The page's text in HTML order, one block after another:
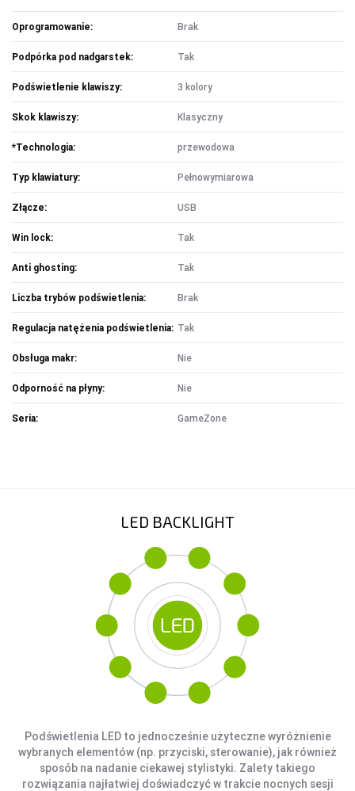
OŚWIETLENIE AMBIENTOWE
LAMPY PIERŚCIENIOWE
LAMPKI TURYSTYCZNE
LATARKI
LAMPY PODŁOGOWE
POWER BANKI
POWER BANKI
OBUDOWY HDD, HUBY USB
HUBY USB
CZYTNIK KART
PRYSZNICE TURYSTYCZNE
Oprogramowanie: Brak
Podpórka pod nadgarstek: Tak
Podświetlenie klawiszy: 3 kolory
Skok klawiszy: Klasyczny
*Technologia: przewodowa
Typ klawiatury: Pełnowymiarowa
Złącze: USB
Win lock: Tak
Anti ghosting: Tak
Liczba trybów podświetlenia: Brak
Regulacja natężenia podświetlenia: Tak
Obsługa makr: Nie
Odporność na płyny: Nie
Seria: GameZone
LED BACKLIGHT
Podświetlenia LED to jednocześnie użyteczne wyróżnienie
wybranych elementów (np. przyciski, sterowanie), jak również
sposób na nadanie ciekawej stylistyki. Zalety takiego
rozwiązania najłatwiej doświadczyć w trakcie nocnych sesji